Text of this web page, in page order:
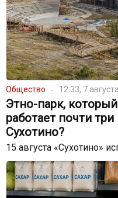
Общество 12:33, 7 августа
Этно-парк,
работает почти три
Сухотино?
15 августа «Сухотино»